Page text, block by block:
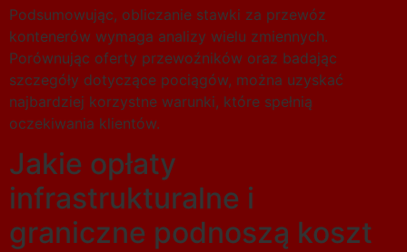
Podsumowując, obliczanie stawki za przewóz
kontenerów wymaga analizy wielu zmiennych.
Porównując oferty przewoźników oraz badając
szczegóły dotyczące pociągów, można uzyskać
najbardziej korzystne warunki, które spełnią
oczekiwania klientów.
Jakie opłaty
infrastrukturalne i
graniczne podnoszą koszt